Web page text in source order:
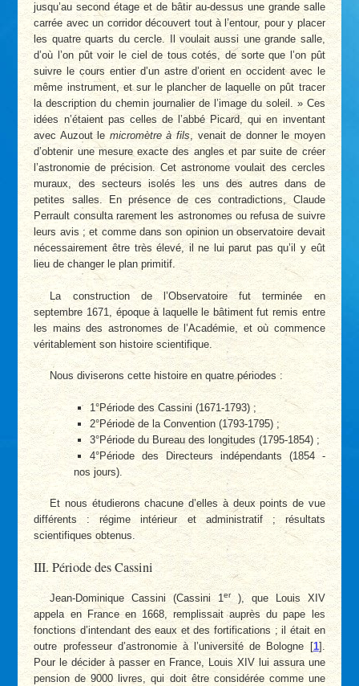
jusqu’au second étage et de bâtir au-dessus une grande salle
carrée avec un corridor découvert tout à l’entour, pour y placer
les quatre quarts du cercle. Il voulait aussi une grande salle,
d’où l’on pût voir le ciel de tous cotés, de sorte que l’on pût
suivre le cours entier d’un astre d’orient en occident avec le
même instrument, et sur le plancher de laquelle on pût tracer
la description du chemin journalier de l’image du soleil. » Ces
idées n’étaient pas celles de l’abbé Picard, qui en inventant
avec Auzout le micromètre à fils, venait de donner le moyen
d’obtenir une mesure exacte des angles et par suite de créer
l’astronomie de précision. Cet astronome voulait des cercles
muraux, des secteurs isolés les uns des autres dans de
petites salles. En présence de ces contradictions, Claude
Perrault consulta rarement les astronomes ou refusa de suivre
leurs avis ; et comme dans son opinion un observatoire devait
nécessairement être très élevé, il ne lui parut pas qu’il y eût
lieu de changer le plan primitif.
La construction de l’Observatoire fut terminée en
septembre 1671, époque à laquelle le bâtiment fut remis entre
les mains des astronomes de l’Académie, et où commence
véritablement son histoire scientifique.
Nous diviserons cette histoire en quatre périodes :
1°Période des Cassini (1671-1793) ;
2°Période de la Convention (1793-1795) ;
3°Période du Bureau des longitudes (1795-1854) ;
4°Période des Directeurs indépendants (1854 -
nos jours).
Et nous étudierons chacune d’elles à deux points de vue
différents : régime intérieur et administratif ; résultats
scientifiques obtenus.
III. Période des Cassini
Jean-Dominique Cassini (Cassini 1er), que Louis XIV
appela en France en 1668, remplissait auprès du pape les
fonctions d’intendant des eaux et des fortifications ; il était en
outre professeur d’astronomie à l’université de Bologne[1].
Pour le décider à passer en France, Louis XIV lui assura une
pension de 9000 livres, qui doit être considérée comme une